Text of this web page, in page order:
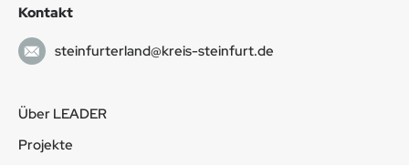
Kontakt
steinfurterland@kreis-steinfurt.de
Über LEADER
Projekte